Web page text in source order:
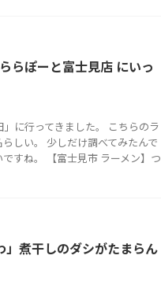
らぽーと富士見店 にいっ
に行ってきました。 こちらのラ
しい。 少しだけ調べてみたんで
すね。 【富士見市 ラーメン】つ
」煮干しのダシがたまらん